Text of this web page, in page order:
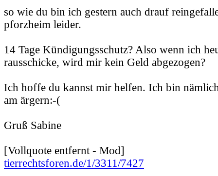
so wie du bin ich gestern auch drauf
pforzheim leider.
14 Tage Kündigungsschutz? Also wenn ich
rausschicke, wird mir kein Geld abgezogen?
Ich hoffe du kannst mir helfen. Ich bin
am ärgern:-(
Gruß Sabine
[Vollquote entfernt - Mod]
tierrechtsforen.de/1/3311/7427